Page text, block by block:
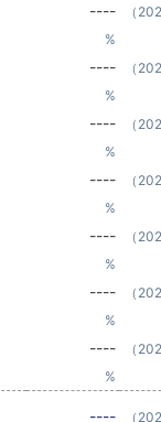
----
%
（
----
%
（
----
%
（
----
%
（
----
%
（
----
%
（
----
%
（
---- （